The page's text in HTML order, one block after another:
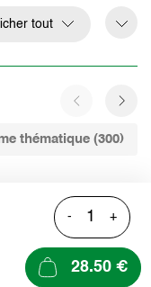
tout
thématique (300)
- +
28.50 €